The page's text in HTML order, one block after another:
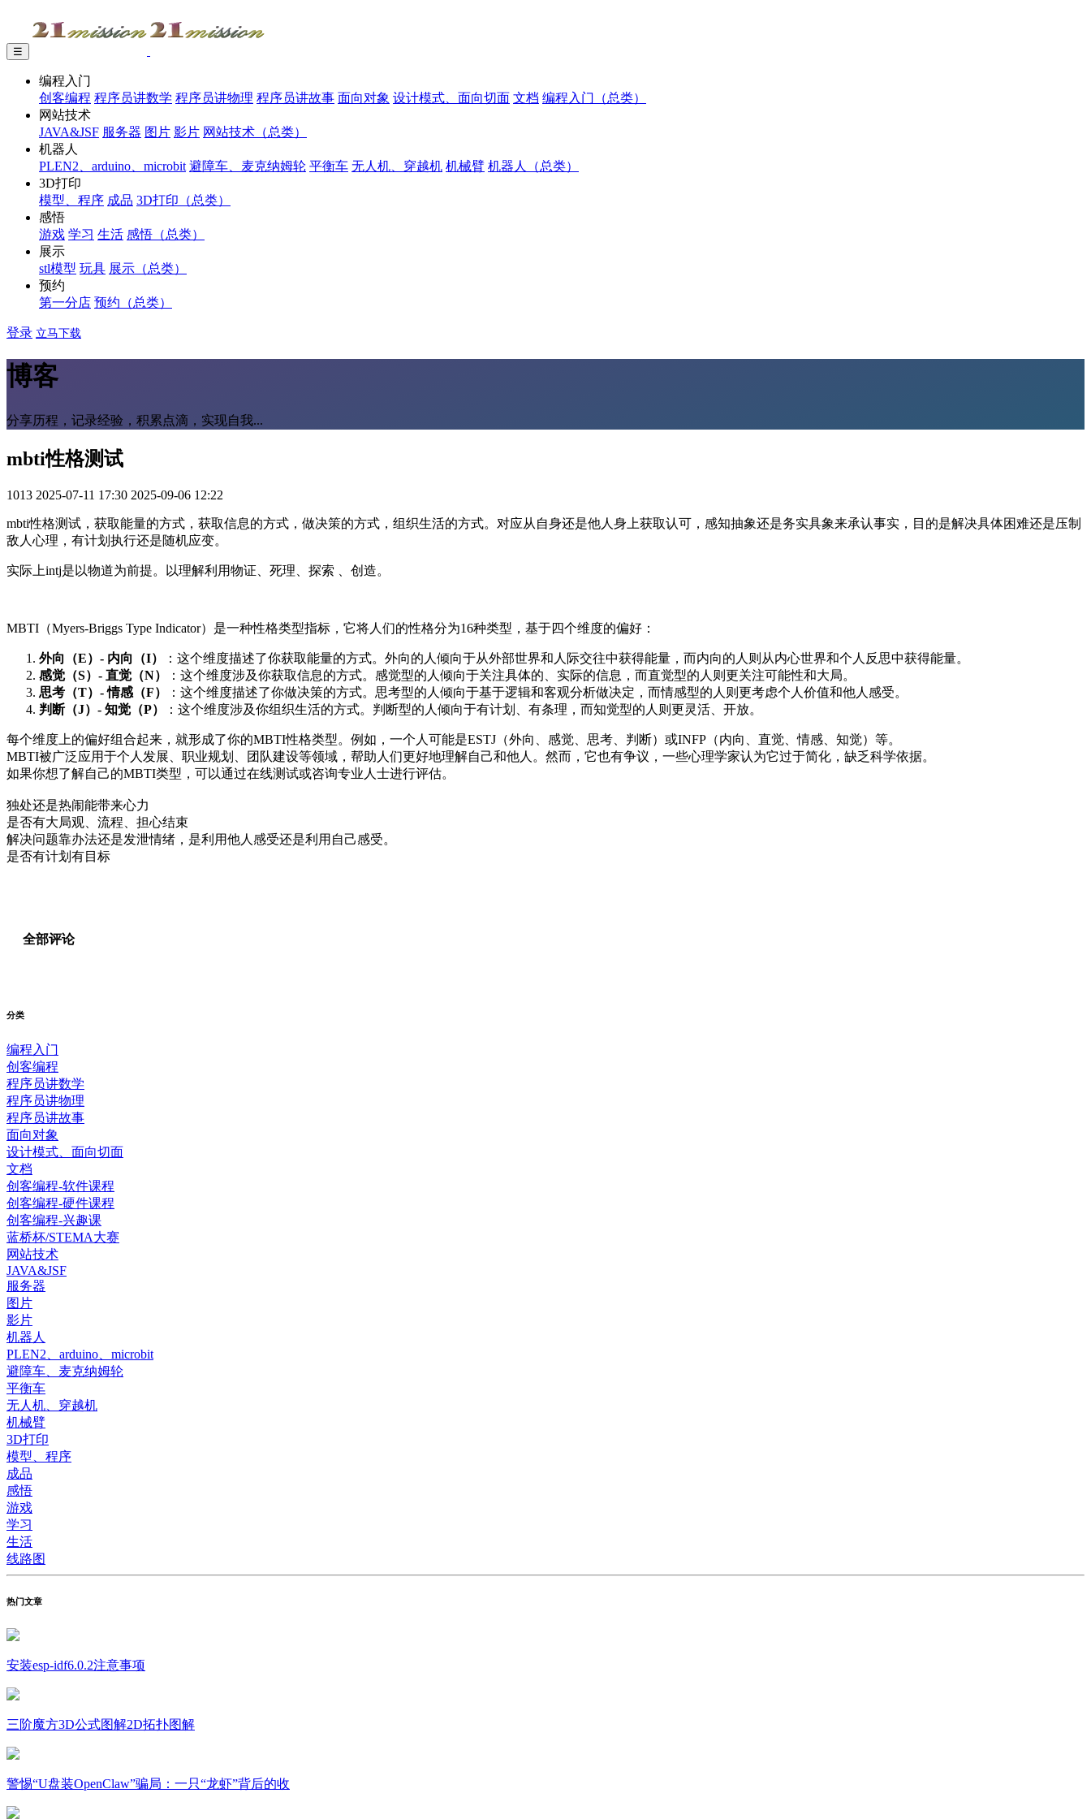
☰
编程入门
创客编程 程序员讲数学 程序员讲物理 程序员讲故事 面向对象 设计模式、面向切面 文档 编程入门（总类）
网站技术
JAVA&JSF 服务器 图片 影片 网站技术（总类）
机器人
PLEN2、arduino、microbit 避障车、麦克纳姆轮 平衡车 无人机、穿越机 机械臂 机器人（总类）
3D打印
模型、程序 成品 3D打印（总类）
感悟
游戏 学习 生活 感悟（总类）
展示
stl模型 玩具 展示（总类）
预约
第一分店 预约（总类）
登录 立马下载
博客
分享历程，记录经验，积累点滴，实现自我...
mbti性格测试
1013 2025-07-11 17:30 2025-09-06 12:22
mbti性格测试，获取能量的方式，获取信息的方式，做决策的方式，组织生活的方式。对应从自身还是他人身上获取认可，感知抽象还是务实具象来承认事实，目的是解决具体困难还是压制
敌人心理，有计划执行还是随机应变。
实际上intj是以物道为前提。以理解利用物证、死理、探索 、创造。
MBTI（Myers-Briggs Type Indicator）是一种性格类型指标，它将人们的性格分为16种类型，基于四个维度的偏好：
外向（E）- 内向（I）
：这个维度描述了你获取能量的方式。外向的人倾向于从外部世界和人际交往中获得能量，而内向的人则从内心世界和个人反思中获得能量。
感觉（S）- 直觉（N）
：这个维度涉及你获取信息的方式。感觉型的人倾向于关注具体的、实际的信息，而直觉型的人则更关注可能性和大局。
思考（T）- 情感（F）
：这个维度描述了你做决策的方式。思考型的人倾向于基于逻辑和客观分析做决定，而情感型的人则更考虑个人价值和他人感受。
判断（J）- 知觉（P）
：这个维度涉及你组织生活的方式。判断型的人倾向于有计划、有条理，而知觉型的人则更灵活、开放。
每个维度上的偏好组合起来，就形成了你的MBTI性格类型。例如，一个人可能是ESTJ（外向、感觉、思考、判断）或INFP（内向、直觉、情感、知觉）等。
MBTI被广泛应用于个人发展、职业规划、团队建设等领域，帮助人们更好地理解自己和他人。然而，它也有争议，一些心理学家认为它过于简化，缺乏科学依据。
如果你想了解自己的MBTI类型，可以通过在线测试或咨询专业人士进行评估。
独处还是热闹能带来心力
是否有大局观、流程、担心结束
解决问题靠办法还是发泄情绪，是利用他人感受还是利用自己感受。
是否有计划有目标
全部评论
分类
编程入门
创客编程
程序员讲数学
程序员讲物理
程序员讲故事
面向对象
设计模式、面向切面
文档
创客编程-软件课程
创客编程-硬件课程
创客编程-兴趣课
蓝桥杯/STEMA大赛
网站技术
JAVA&JSF
服务器
图片
影片
机器人
PLEN2、arduino、microbit
避障车、麦克纳姆轮
平衡车
无人机、穿越机
机械臂
3D打印
模型、程序
成品
感悟
游戏
学习
生活
线路图
热门文章
安装esp-idf6.0.2注意事项
三阶魔方3D公式图解2D拓扑图解
警惕“U盘装OpenClaw”骗局：一只“龙虾”背后的收